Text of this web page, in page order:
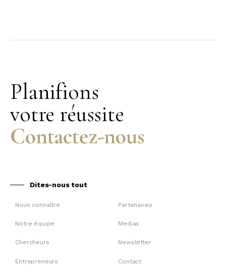
Planifions
votre réussite
Contactez-nous
Dites-nous tout
Nous connaître
Notre équipe
Chercheurs
Entrepreneurs
Partenaires
Medias
Newsletter
Contact